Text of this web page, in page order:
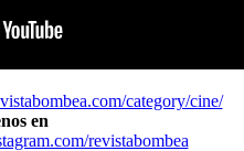
category/cine/
en
revistabombea